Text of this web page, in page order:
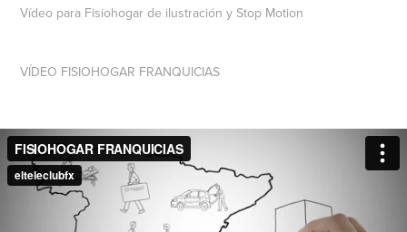
Vídeo para Fisiohogar de ilustración y Stop Motion
VÍDEO FISIOHOGAR FRANQUICIAS